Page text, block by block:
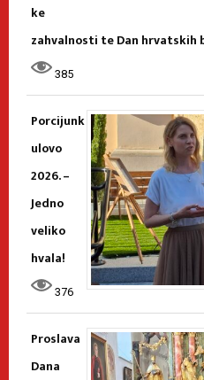
ke
zahvalnosti te Dan hrvatskih
385
Porcijunk
ulovo
2026. –
Jedno
veliko
hvala!
376
Proslava
Dana